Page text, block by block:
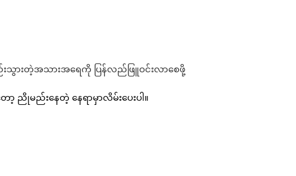
ာ့ ညိုမည်းနေတဲ့ နေရာမှာလိမ်းပေးပါ။